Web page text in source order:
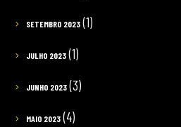
SETEMBRO 2023(1)
JULHO 2023(1)
JUNHO 2023(3)
MAIO 2023(4)